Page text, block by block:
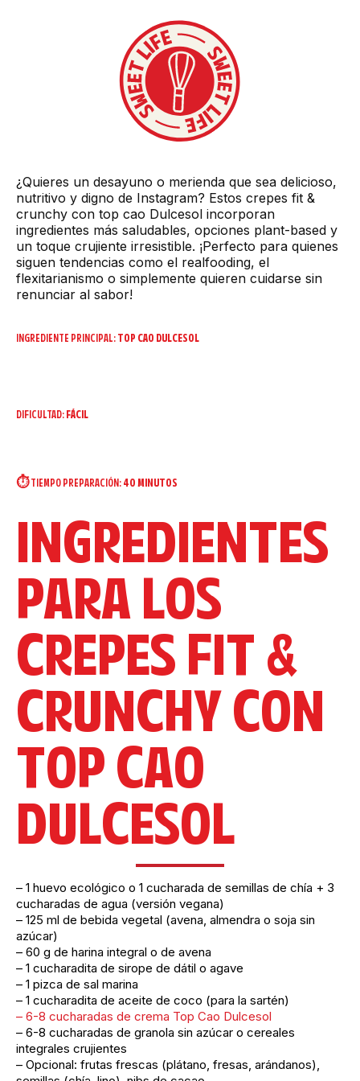
¿Quieres un desayuno o merienda que sea delicioso,
nutritivo y digno de Instagram? Estos crepes fit &
crunchy con top cao Dulcesol incorporan
ingredientes más saludables, opciones plant-based y
un toque crujiente irresistible. ¡Perfecto para quienes
siguen tendencias como el realfooding, el
flexitarianismo o simplemente quieren cuidarse sin
renunciar al sabor!
INGREDIENTE PRINCIPAL:TOP CAO DULCESOL
DIFICULTAD: FÁCIL
⏱️ TIEMPO PREPARACIÓN:40 MINUTOS
INGREDIENTES
PARA LOS
CREPES FIT &
CRUNCHY CON
TOP CAO
DULCESOL
– 1 huevo ecológico o 1 cucharada de semillas de chía + 3
cucharadas de agua (versión vegana)
– 125 ml de bebida vegetal (avena, almendra o soja sin
azúcar)
– 60 g de harina integral o de avena
– 1 cucharadita de sirope de dátil o agave
– 1 pizca de sal marina
– 1 cucharadita de aceite de coco (para la sartén)
– 6-8 cucharadas de crema Top Cao Dulcesol
– 6-8 cucharadas de granola sin azúcar o cereales
integrales crujientes
– Opcional: frutas frescas (plátano, fresas, arándanos),